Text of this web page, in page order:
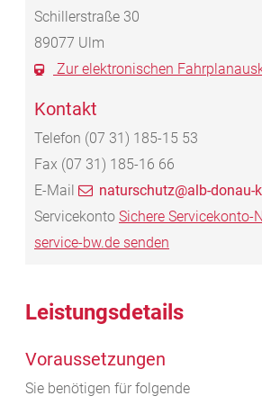
Schillerstraße 30
89077 Ulm
Zur elektronischen
Kontakt
Telefon (07 31) 185-15 53
Fax (07 31) 185-16 66
E-Mail
naturschutz@alb-donau-
Servicekonto Sichere Servicekonto-
service-bw.de senden
Leistungsdetails
Voraussetzungen
Sie benötigen für folgende